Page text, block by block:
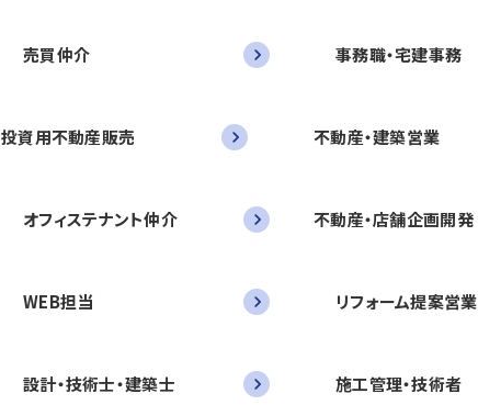
売買仲介 事務職・宅建事務
投資用不動産販売 不動産・建築営業
オフィステナント仲介 不動産・店舗企画開発
WEB担当 リフォーム提案営業
設計・技術士・建築士 施工管理・技術者